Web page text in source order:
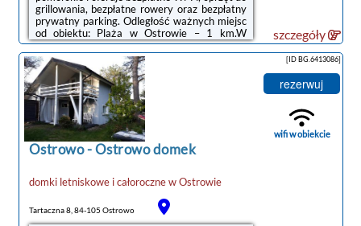
grillowania, bezpłatne rowery oraz bezpłatny
prywatny parking. Odległość ważnych miejsc
od obiektu: Plaża w Ostrowie – 1 km.W
obiekcie zapewniono część wypoczynkową z
telewizorem z płaskim ekranem z dostępem
do kanałów satelitarnych, kuchnię z pełnym
wyposażeniem, w tym lodówką i
mikrofalówką, a także prywatną łazienkę z
prysznicem. Do dyspozycji Gości jest też
taras, a z okien roztacza się widok na ogród.
Wyposażenie obejmuje również ...
szczegóły
Ostrowo-Ostrowo domek
domki letniskowe i całorocznewOstrowie
Tartaczna 8, 84-105 Ostrowo
[ID BG.6413086]
rezerwuj
wifi w obiekcie